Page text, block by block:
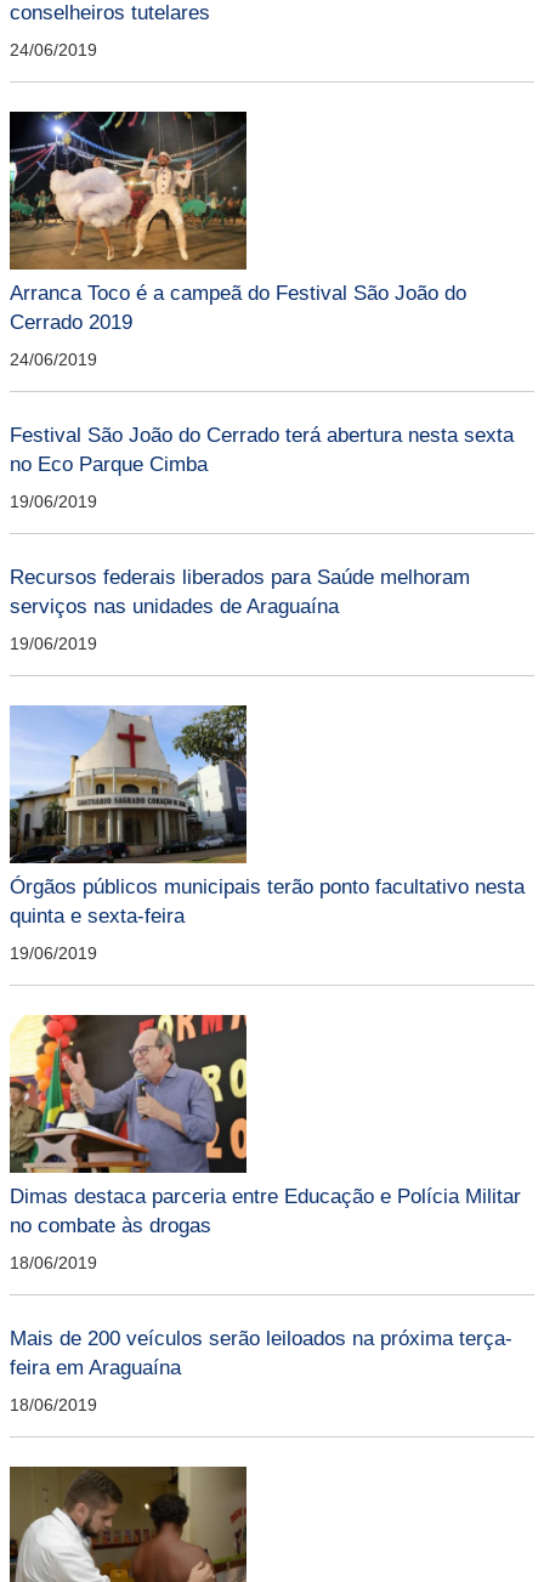
conselheiros tutelares
24/06/2019
Arranca Toco é a campeã do Festival São João do
Cerrado 2019
24/06/2019
Festival São João do Cerrado terá abertura nesta sexta
no Eco Parque Cimba
19/06/2019
Recursos federais liberados para Saúde melhoram
serviços nas unidades de Araguaína
19/06/2019
Órgãos públicos municipais terão ponto facultativo nesta
quinta e sexta-feira
19/06/2019
Dimas destaca parceria entre Educação e Polícia Militar
no combate às drogas
18/06/2019
Mais de 200 veículos serão leiloados na próxima terça-
feira em Araguaína
18/06/2019